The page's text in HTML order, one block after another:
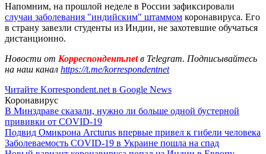
Напомним, на прошлой неделе в России зафиксировали
случаи заболевания "индийским" штаммом коронавируса. Его
в страну завезли студенты из Индии, не захотевшие обучаться
дистанционно.
Новости от Корреспондент.netв Telegram. Подписывайтесь
на наш канал https://t.me/korrespondentnet
Читайте Korrespondent.net в Google News
Коронавирус
В Минздраве сказали, нужно ли больше одной бустерной
прививки от COVID-19
Подвид Омикрона Arcturus впервые привел к гибели человека
Заболеваемость COVID-19 в Украине пошла на спад